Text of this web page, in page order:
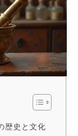
歴史と文化